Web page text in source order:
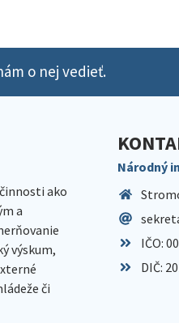
o nej vedieť.
ako
a
výskum,
či
Národný
IČO:
DIČ: